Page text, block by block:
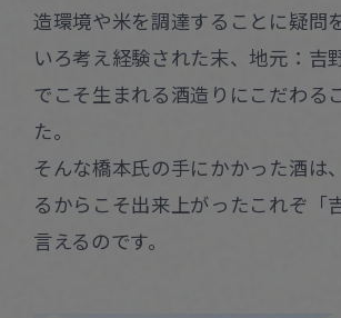
造環境や米を調達することに疑問
いろ考え経験された末、地元：吉
でこそ生まれる酒造りにこだわる
た。
そんな橋本氏の手にかかった酒は
るからこそ出来上がったこれぞ「
言えるのです。